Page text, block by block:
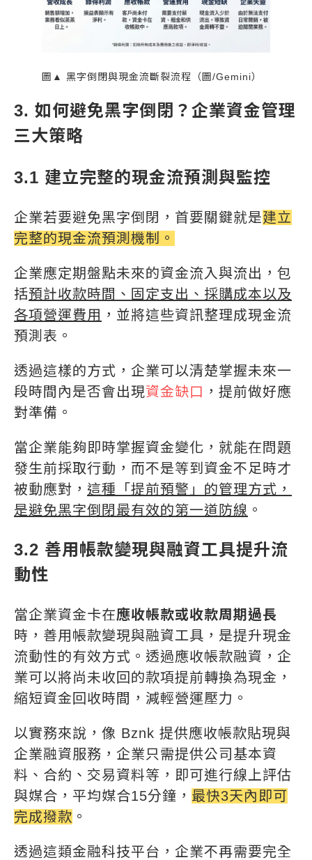
圖▲ 黑字倒閉與現金流斷裂流程（圖/Gemini）
3. 如何避免黑字倒閉？企業資金管理
三大策略
3.1 建立完整的現金流預測與監控
企業若要避免黑字倒閉，首要關鍵就是建立
完整的現金流預測機制。
企業應定期盤點未來的資金流入與流出，包
括預計收款時間、固定支出、採購成本以及
各項營運費用 ，並將這些資訊整理成現金流
預測表。
透過這樣的方式，企業可以清楚掌握未來一
段時間內是否會出現資金缺口 ，提前做好應
對準備。
當企業能夠即時掌握資金變化，就能在問題
發生前採取行動，而不是等到資金不足時才
被動應對， 這種「提前預警」的管理方式，
是避免黑字倒閉最有效的第一道防線 。
3.2 善用帳款變現與融資工具提升流
動性
當企業資金卡在應收帳款或收款周期過長
時，善用帳款變現與融資工具，是提升現金
流動性的有效方式。透過應收帳款融資，企
業可以將尚未收回的款項提前轉換為現金，
縮短資金回收時間，減輕營運壓力。
以實務來說，像 Bznk 提供應收帳款貼現與
企業融資服務，企業只需提供公司基本資
料、合約、交易資料等，即可進行線上評估
與媒合，平均媒合15分鐘， 最快3天內即可
完成撥款 。
透過這類金融科技平台，企業不再需要完全